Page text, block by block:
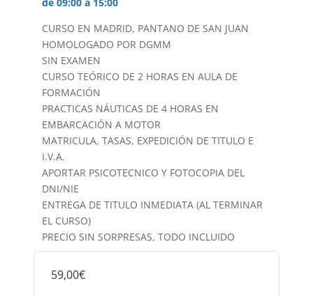
CURSO EN MADRID, PANTANO DE SAN JUAN
HOMOLOGADO POR DGMM
SIN EXAMEN
CURSO TEÓRICO DE 2 HORAS EN AULA DE
FORMACIÓN
PRACTICAS NÁUTICAS DE 4 HORAS EN
EMBARCACIÓN A MOTOR
MATRICULA, TASAS, EXPEDICIÓN DE TITULO E
I.V.A.
APORTAR PSICOTECNICO Y FOTOCOPIA DEL
DNI/NIE
ENTREGA DE TITULO INMEDIATA (AL TERMINAR
EL CURSO)
PRECIO SIN SORPRESAS, TODO INCLUIDO
59,00€